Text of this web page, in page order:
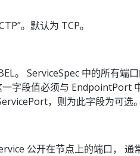
。默认为 TCP。
。 ServiceSpec 中的所有端
字段值必须与 EndpointPort
，则为此字段为可选。
公开在节点上的端口， 通